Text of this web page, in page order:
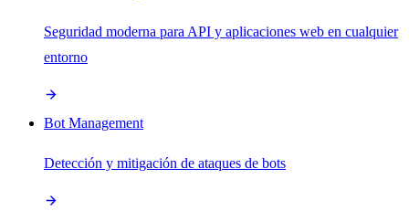
Seguridad moderna para API y aplicaciones web en cualquier
entorno
Bot Management
Detección y mitigación de ataques de bots